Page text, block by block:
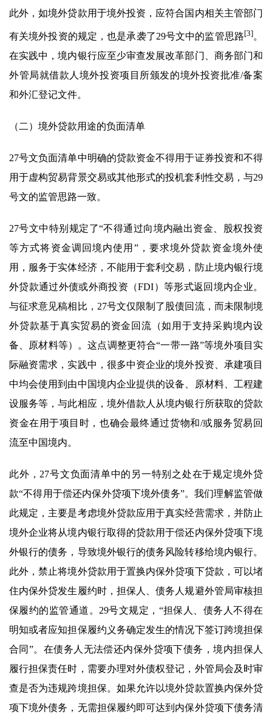
此外，如境外贷款用于境外投资，应符合国内相关主管部门
有关境外投资的规定，也是承袭了29号文中的监管思路[3]。
在实践中，境内银行应至少审查发展改革部门、商务部门和
外管局就借款人境外投资项目所颁发的境外投资批准/备案
和外汇登记文件。
（二）境外贷款用途的负面清单
27号文负面清单中明确的贷款资金不得用于证券投资和不得
用于虚构贸易背景交易或其他形式的投机套利性交易，与29
号文的监管思路一致。
27号文中特别规定了“不得通过向境内融出资金、股权投资
等方式将资金调回境内使用”，要求境外贷款资金境外使
用，服务于实体经济，不能用于套利交易，防止境内银行境
外贷款通过外债或外商投资（FDI）等形式返回境内企业。
与征求意见稿相比，27号文仅限制了股债回流，而未限制境
外贷款基于真实贸易的资金回流（如用于支持采购境内设
备、原材料等）。这点调整更符合“一带一路”等境外项目实
际融资需求，实践中，很多中资企业的境外投资、承建项目
中均会使用到由中国境内企业提供的设备、原材料、工程建
设服务等，与此相应，境外借款人从境内银行所获取的贷款
资金在用于项目时，也确会最终通过货物和/或服务贸易回
流至中国境内。
此外，27号文负面清单中的另一特别之处在于规定境外贷
款“不得用于偿还内保外贷项下境外债务”。我们理解监管做
此规定，主要是考虑境外贷款应用于真实经营需求，并防止
境外企业将从境内银行取得的贷款用于偿还内保外贷项下境
外银行的债务，导致境外银行的债务风险转移给境内银行。
此外，禁止将境外贷款用于置换内保外贷项下贷款，可以堵
住内保外贷发生履约时，担保人、债务人规避外管局审核担
保履约的监管通道。29号文规定，“担保人、债务人不得在
明知或者应知担保履约义务确定发生的情况下签订跨境担保
合同”。在债务人无法偿还内保外贷项下债务，境内担保人
履行担保责任时，需要办理对外债权登记，外管局会及时审
查是否为违规跨境担保。如果允许以境外贷款置换内保外贷
项下境外债务，无需担保履约即可达到内保外贷项下债务清